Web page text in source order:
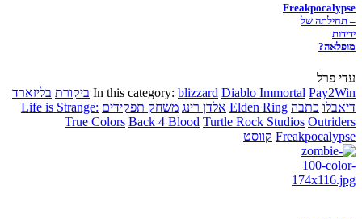
Freakpocalypse
– תחילתה של
ידידות
מופלאה?
עדי פרל
In this category: blizzard Diablo Immortal Pay2Win ביקורת בליזארד
דיאבלו כתבה Elden Ring אלדן רינג משחק תפקידים Life is Strange:
True Colors Back 4 Blood Turtle Rock Studios Outriders
Freakpocalypse קווסט